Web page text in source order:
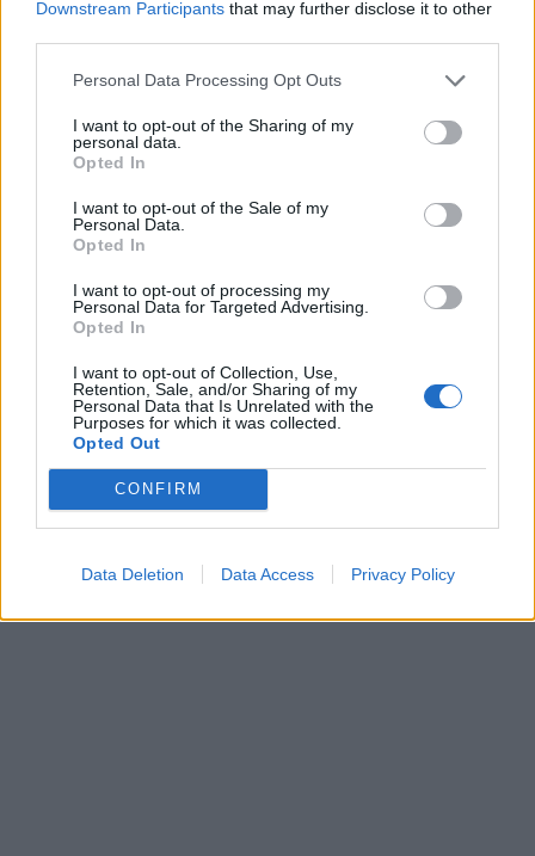
Downstream Participants that may further disclose it to other
Personal Data Processing Opt Outs
I want to opt-out of the Sharing of my
personal data.
Opted In
I want to opt-out of the Sale of my
Personal Data.
Opted In
I want to opt-out of processing my
Personal Data for Targeted Advertising.
Opted In
I want to opt-out of Collection, Use,
Retention, Sale, and/or Sharing of my
Personal Data that Is Unrelated with the
Purposes for which it was collected.
Opted Out
CONFIRM
Data Deletion Data Access Privacy Policy